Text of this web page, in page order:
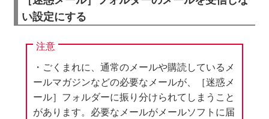
い設定にする
注意
・ごくまれに、通常のメールや購読しているメ
ールマガジンなどの必要なメールが、［迷惑メ
ール］フォルダーに振り分けられてしまうこと
があります。必要なメールがメールソフトに届